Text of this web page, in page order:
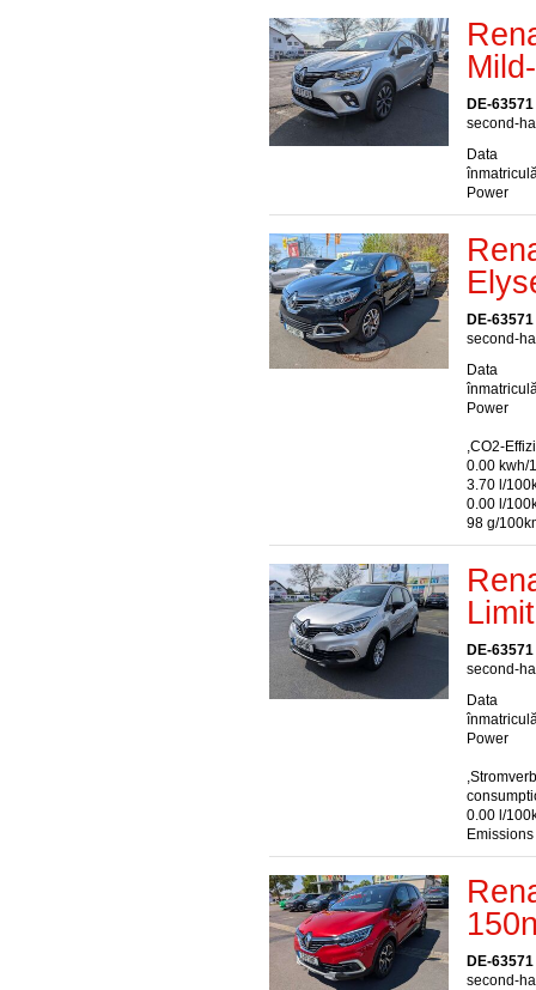
DE-
second-
Data
Power
DE-
second-
Data
Power
,CO2-
0.00 kwh/
3.70 l/
0.00 l/
98 g/
DE-
second-
Data
Power
0.00 l/
DE-
second-